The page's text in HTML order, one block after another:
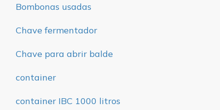
Bombonas usadas
Chave fermentador
Chave para abrir balde
container
container IBC 1000 litros